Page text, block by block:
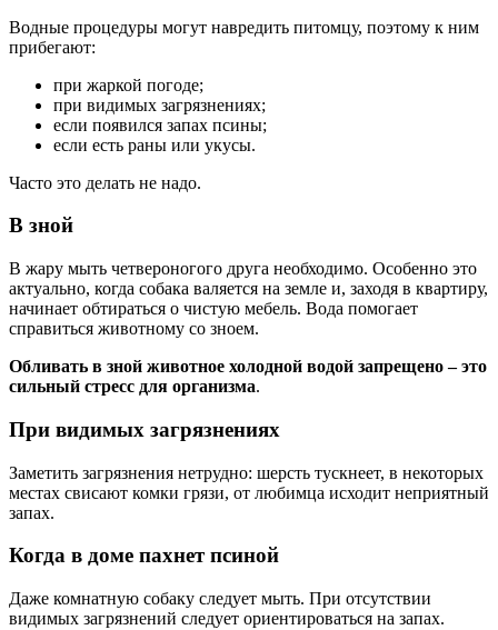
Водные процедуры могут навредить питомцу, поэтому к ним
прибегают:
при жаркой погоде;
при видимых загрязнениях;
если появился запах псины;
если есть раны или укусы.
Часто это делать не надо.
В зной
В жару мыть четвероногого друга необходимо. Особенно это
актуально, когда собака валяется на земле и, заходя в квартиру,
начинает обтираться о чистую мебель. Вода помогает
справиться животному со зноем.
Обливать в зной животное холодной водой запрещено – это
сильный стресс для организма.
При видимых загрязнениях
Заметить загрязнения нетрудно: шерсть тускнеет, в некоторых
местах свисают комки грязи, от любимца исходит неприятный
запах.
Когда в доме пахнет псиной
Даже комнатную собаку следует мыть. При отсутствии
видимых загрязнений следует ориентироваться на запах.